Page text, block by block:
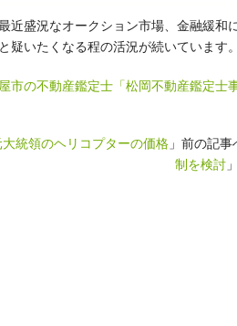
近盛況なオークション市場、金融緩和
疑いたくなる程の活況が続いています。
市の不動産鑑定士「松岡不動産鑑定士
大統領のヘリコプターの価格 」前の記
制を検討